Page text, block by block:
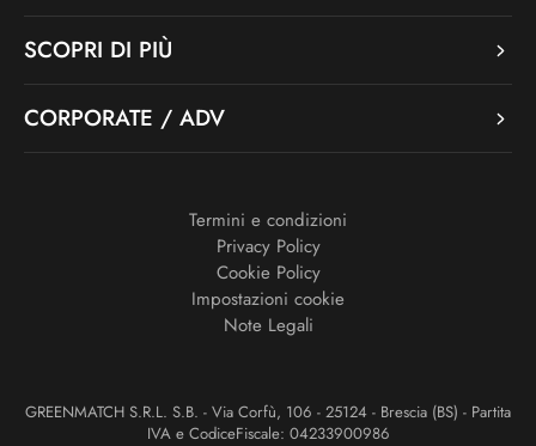
SCOPRI DI PIÙ
CORPORATE / ADV
Termini e condizioni
Privacy Policy
Cookie Policy
Impostazioni cookie
Note Legali
GREENMATCH S.R.L. S.B. - Via Corfù, 106 - 25124 - Brescia (BS) - Partita
IVA e CodiceFiscale: 04233900986